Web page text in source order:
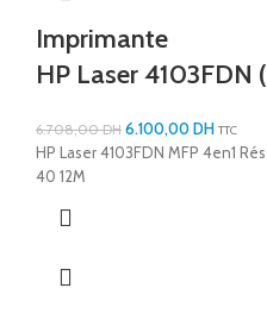
Imprimante
HP Laser 4103FDN
6.708,00DH 6.100,00DH TTC
HP Laser 4103FDN MFP 4en1
40 12M